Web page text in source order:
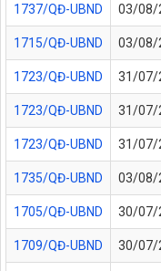
1737/QĐ-UBND 03/08/
1715/QĐ-UBND 03/08/
1723/QĐ-UBND 31/07/
1723/QĐ-UBND 31/07/
1723/QĐ-UBND 31/07/
1735/QĐ-UBND 03/08/
1705/QĐ-UBND 30/07/
1709/QĐ-UBND 30/07/